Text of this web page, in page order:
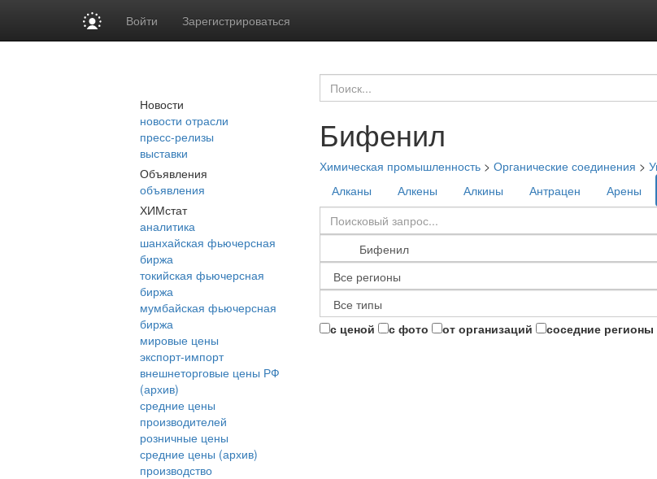
Войти Зарегистрироваться
Новости
новости отрасли
пресс-релизы
выставки
Объявления
объявления
ХИМстат
аналитика
шанхайская фьючерсная
биржа
токийская фьючерсная
биржа
мумбайская фьючерсная
биржа
мировые цены
экспорт-импорт
внешнеторговые цены РФ
(архив)
средние цены
производителей
розничные цены
средние цены (архив)
производство
Бифенил
Химическая промышленность > Органические соединения >
Алканы
Алкены Алкины Антрацен Арены
с ценой с фото от организаций соседние регионы